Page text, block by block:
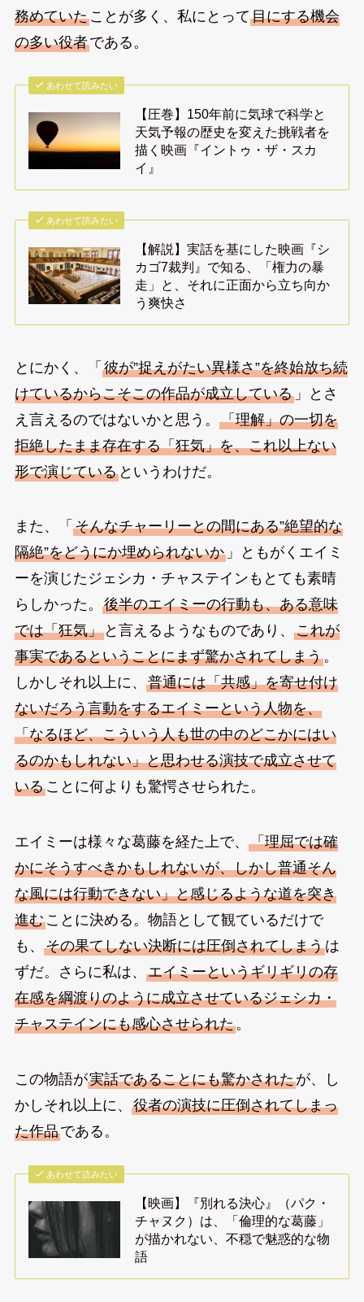
務めていたことが多く、私にとって目にする機会
の多い役者である。
あわせて読みたい
【圧巻】150年前に気球で科学と
天気予報の歴史を変えた挑戦者を
描く映画『イントゥ・ザ・スカ
イ』
あわせて読みたい
【解説】実話を基にした映画『シ
カゴ7裁判』で知る、「権力の暴
走」と、それに正面から立ち向か
う爽快さ
とにかく、「 彼が”捉えがたい異様さ”を終始放ち続
けているからこそこの作品が成立している」とさ
え言えるのではないかと思う。 「理解」の一切を
拒絶したまま存在する「狂気」を、これ以上ない
形で演じているというわけだ。
また、「 そんなチャーリーとの間にある”絶望的な
隔絶”をどうにか埋められないか」ともがくエイミ
ーを演じたジェシカ・チャステインもとても素晴
らしかった。 後半のエイミーの行動も、ある意味
では「狂気」と言えるようなものであり、 これが
事実であるということにまず驚かされてしまう。
しかしそれ以上に、 普通には「共感」を寄せ付け
ないだろう言動をするエイミーという人物を、
「なるほど、こういう人も世の中のどこかにはい
るのかもしれない」と思わせる演技で成立させて
いることに何よりも驚愕させられた。
エイミーは様々な葛藤を経た上で、 「理屈では確
かにそうすべきかもしれないが、しかし普通そん
な風には行動できない」と感じるような道を突き
進むことに決める。物語として観ているだけで
も、 その果てしない決断には圧倒されてしまうは
ずだ。さらに私は、 エイミーというギリギリの存
在感を綱渡りのように成立させているジェシカ・
チャステインにも感心させられた。
この物語が実話であることにも驚かされたが、し
かしそれ以上に、 役者の演技に圧倒されてしまっ
た作品である。
あわせて読みたい
【映画】『別れる決心』（パク・
チャヌク）は、「倫理的な葛藤」
が描かれない、不穏で魅惑的な物
語